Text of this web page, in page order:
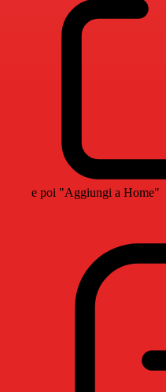
e poi "Aggiungi a Home"